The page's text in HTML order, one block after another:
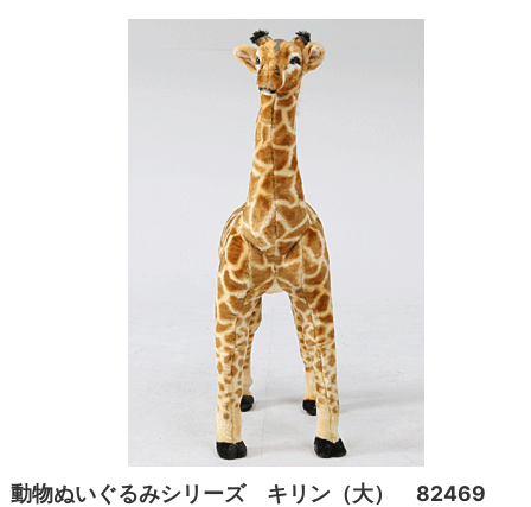
動物ぬいぐるみシリーズ キリン（大） 82469